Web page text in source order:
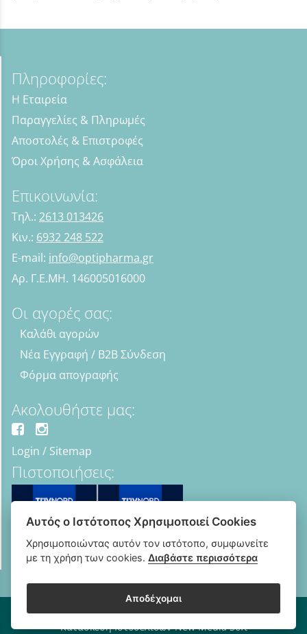
Πληροφορίες:
Η Εταιρεία
Παραγγελίες & Πληρωμές
Αποστολές & Επιστροφές
Όροι Χρήσης & Ασφάλεια
Επικοινωνία:
Τηλ.: 2613 013426
Κιν.: 6932 248 522
E-mail: info@optipharma.gr
Αρ. Γ.Ε.ΜΗ. 146005016000
Οι αγορές σας:
Καλάθι αγορών
Νέα Εγγραφή / B2B Σύνδεση
Φόρμα απογραφής
Ακολουθήστε μας:
Login / Sitemap
Πιστοποιήσεις:
Copyright © 2018 - 2026 B2B Οπτικά - Optipharma e-shop
Κατασκευή Ιστοσελίδων New Media Soft
Αυτός ο Ιστότοπος Χρησιμοποιεί Cookies
Χρησιμοποιώντας αυτόν τον ιστότοπο, συμφωνείτε
με τη χρήση των cookies.Διαβάστε περισσότερα
Αποδέχομαι